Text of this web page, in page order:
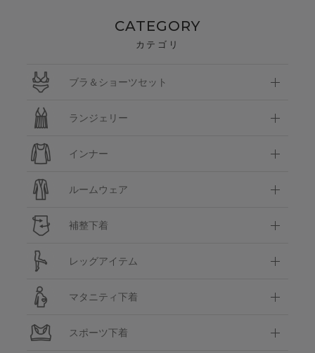
CATEGORY
カテゴリ
ブラ＆ショーツセット
ランジェリー
インナー
ルームウェア
補整下着
レッグアイテム
マタニティ下着
スポーツ下着